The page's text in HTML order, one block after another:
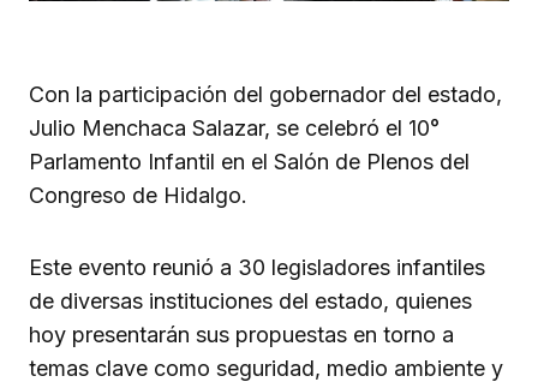
Con la participación del gobernador del estado,
Julio Menchaca Salazar, se celebró el 10°
Parlamento Infantil en el Salón de Plenos del
Congreso de Hidalgo.
Este evento reunió a 30 legisladores infantiles
de diversas instituciones del estado, quienes
hoy presentarán sus propuestas en torno a
temas clave como seguridad, medio ambiente y